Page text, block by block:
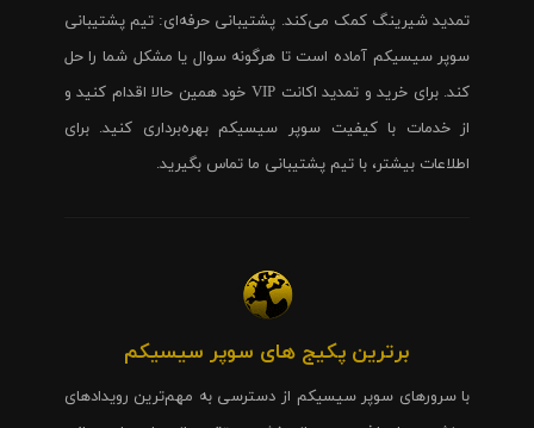
تمدید شیرینگ کمک می‌کند. پشتیبانی حرفه‌ای: تیم پشتیبانی
سوپر سیسیکم آماده است تا هرگونه سوال یا مشکل شما را حل
کند. برای خرید و تمدید اکانت VIP خود همین حالا اقدام کنید و
از خدمات با کیفیت سوپر سیسیکم بهره‌برداری کنید. برای
اطلاعات بیشتر، با تیم پشتیبانی ما تماس بگیرید.
برترین پکیج های سوپر سیسیکم
با سرورهای سوپر سیسیکم از دسترسی به مهم‌ترین رویدادهای